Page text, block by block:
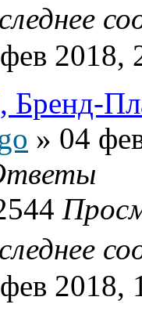
2018,
» 04
2018,